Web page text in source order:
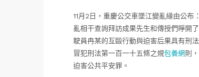
11月2日，重慶公交車墜江變亂緣由公
亂相干查詢拜訪成果先生和傳授們睜開了
駛員冉某的互毆行動與迫害后果具有刑
冒犯刑法第一百一十五條之規包養網則
迫害公共平安罪。